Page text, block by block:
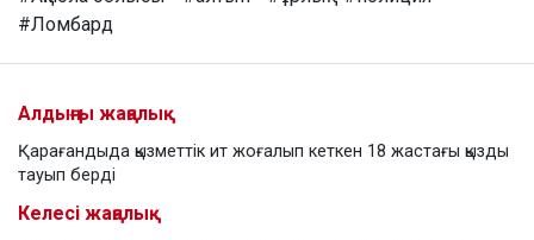
#Ломбард
Алдыңғы жаңалық
Қарағандыда қызметтік ит жоғалып кеткен 18 жастағы қызды
тауып берді
Келесі жаңалық